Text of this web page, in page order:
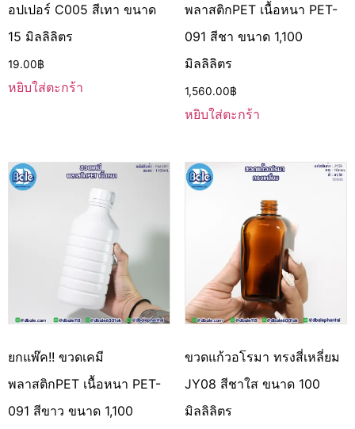
อปเปอร์ C005 สีเทา ขนาด
15 มิลลิลิตร
19.00฿
หยิบใส่ตะกร้า
พลาสติกPET เนื้อหนา PET-
091 สีชา ขนาด 1,100
มิลลิลิตร
1,560.00฿
หยิบใส่ตะกร้า
ยกแพ๊ค!! ขวดเคมี
พลาสติกPET เนื้อหนา PET-
091 สีขาว ขนาด 1,100
ขวดแก้วอโรมา ทรงสี่เหลี่ยม
JY08 สีชาใส ขนาด 100
มิลลิลิตร